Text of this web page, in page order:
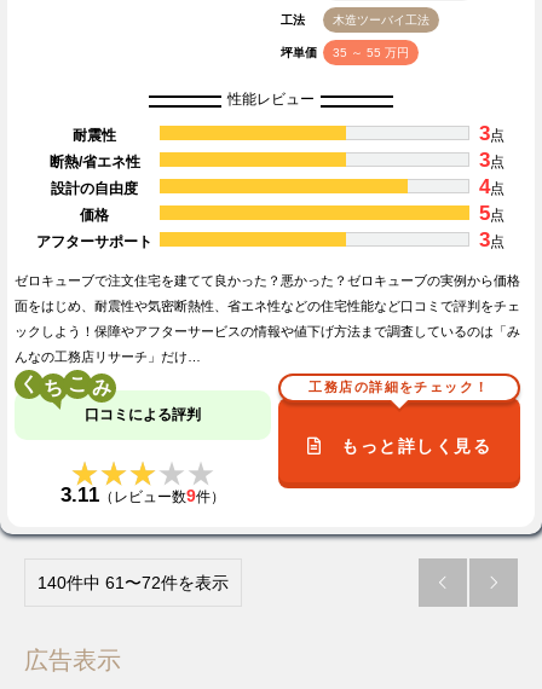
工法 木造ツーバイ工法
坪単価 35 ～ 55 万円
性能レビュー
耐震性 3点
断熱/省エネ性
3点
設計の自由度
4点
価格
5点
アフターサポート
3点
ゼロキューブで注文住宅を建てて良かった？悪かった？ゼロキューブの実例から価格
面をはじめ、耐震性や気密断熱性、省エネ性などの住宅性能など口コミで評判をチェ
ックしよう！保障やアフターサービスの情報や値下げ方法まで調査しているのは「み
んなの工務店リサーチ」だけ…
く こ
口コミによる評判
★★★★★
★★★★★
3.11 （レビュー数9件）
工務店の詳細をチェック！
もっと詳しく見る
140件中 61〜72件を表示  
広告表示